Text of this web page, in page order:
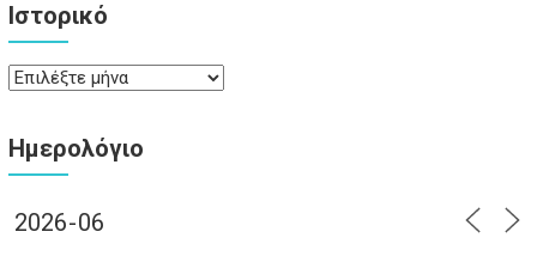
Ιστορικό
Ιστορικό
Ημερολόγιο